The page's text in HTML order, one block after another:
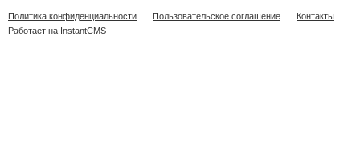
Политика конфиденциальности Пользовательское соглашение
Контакты
Работает на InstantCMS